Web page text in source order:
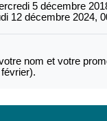
5 décembre
12 décembre 2024,
nom et votre